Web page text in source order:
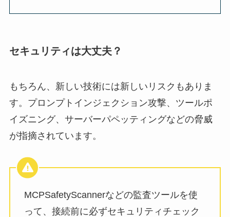
セキュリティは大丈夫？
もちろん、新しい技術には新しいリスクもありま
す。プロンプトインジェクション攻撃、ツールポ
イズニング、サーバーパペッティングなどの脅威
が指摘されています。
MCPSafetyScannerなどの監査ツールを使
って、接続前に必ずセキュリティチェック